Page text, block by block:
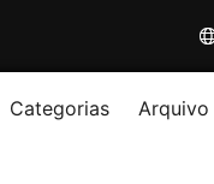
Categorias Arquivo